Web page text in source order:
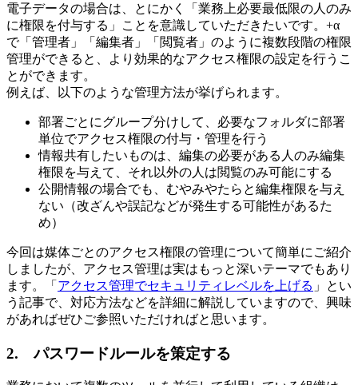
電子データの場合は、とにかく「業務上必要最低限の人のみ
に権限を付与する」ことを意識していただきたいです。+α
で「管理者」「編集者」「閲覧者」のように複数段階の権限
管理ができると、より効果的なアクセス権限の設定を行うこ
とができます。
例えば、以下のような管理方法が挙げられます。
部署ごとにグループ分けして、必要なフォルダに部署
単位でアクセス権限の付与・管理を行う
情報共有したいものは、編集の必要がある人のみ編集
権限を与えて、それ以外の人は閲覧のみ可能にする
公開情報の場合でも、むやみやたらと編集権限を与え
ない（改ざんや誤記などが発生する可能性があるた
め）
今回は媒体ごとのアクセス権限の管理について簡単にご紹介
しましたが、アクセス管理は実はもっと深いテーマでもあり
ます。「 アクセス管理でセキュリティレベルを上げる 」とい
う記事で、対応方法などを詳細に解説していますので、興味
があればぜひご参照いただければと思います。
2. パスワードルールを策定する